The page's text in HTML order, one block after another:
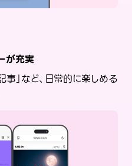
が充実
事」など、日常的に楽しめる